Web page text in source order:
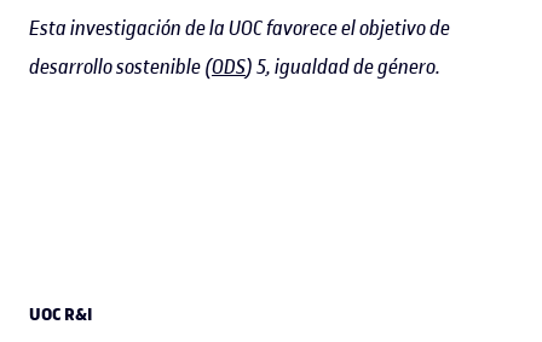
Esta investigación de la UOC favorece el objetivo de
desarrollo sostenible (ODS) 5, igualdad de género.
UOC R&I